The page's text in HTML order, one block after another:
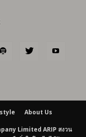
About Us
Limited ARIP สงวน